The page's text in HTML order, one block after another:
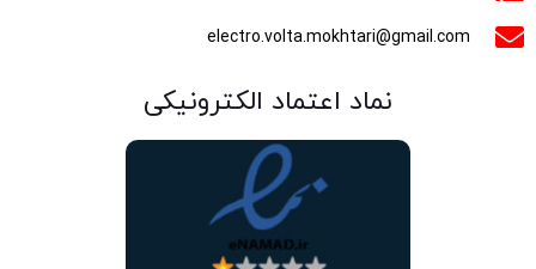
electro.volta.mokhtari@gmail.com
نماد اعتماد الکترونیکی